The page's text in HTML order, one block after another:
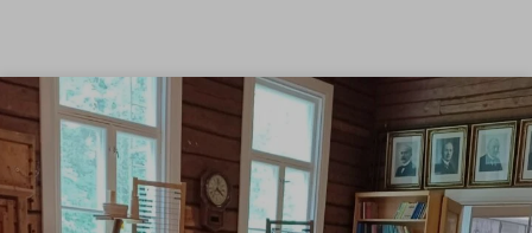
Siirry sisältöön